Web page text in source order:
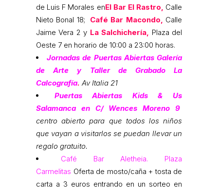
de Luis F Morales enEl Bar El Rastro, Calle
Nieto Bonal 18;
Café Bar Macondo, Calle
Jaime Vera 2 y La Salchichería, Plaza del
Oeste 7 en horario de 10:00 a 23:00 horas.
Jornadas de Puertas Abiertas Galería
de Arte y Taller de Grabado La
Calcografía. Av Italia 21
Puertas Abiertas Kids & Us
Salamanca en C/ Wences Moreno 9
centro abierto para que todos los niños
que vayan a visitarlos se puedan llevar un
regalo gratuito.
Café Bar Aletheia. Plaza
Carmelitas Oferta de mosto/caña + tosta de
carta a 3 euros entrando en un sorteo en